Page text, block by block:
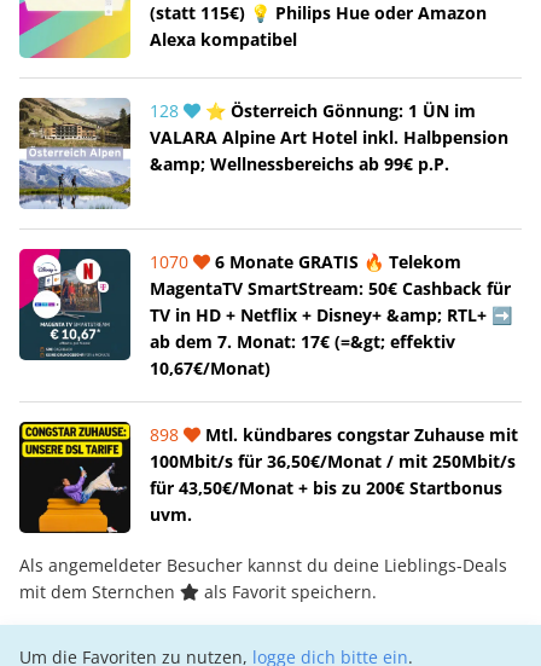
(statt 115€) 💡 Philips Hue oder Amazon
Alexa kompatibel
128
⭐ Österreich Gönnung: 1 ÜN im
VALARA Alpine Art Hotel inkl. Halbpension
&amp; Wellnessbereichs ab 99€ p.P.
1070
6 Monate GRATIS 🔥 Telekom
MagentaTV SmartStream: 50€ Cashback für
TV in HD + Netflix + Disney+ &amp; RTL+ ➡️
ab dem 7. Monat: 17€ (=&gt; effektiv
10,67€/Monat)
898
Mtl. kündbares congstar Zuhause mit
100Mbit/s für 36,50€/Monat / mit 250Mbit/s
für 43,50€/Monat + bis zu 200€ Startbonus
uvm.
Als angemeldeter Besucher kannst du deine Lieblings-Deals
mit dem Sternchen
als Favorit speichern.
Um die Favoriten zu nutzen, logge dich bitte ein.